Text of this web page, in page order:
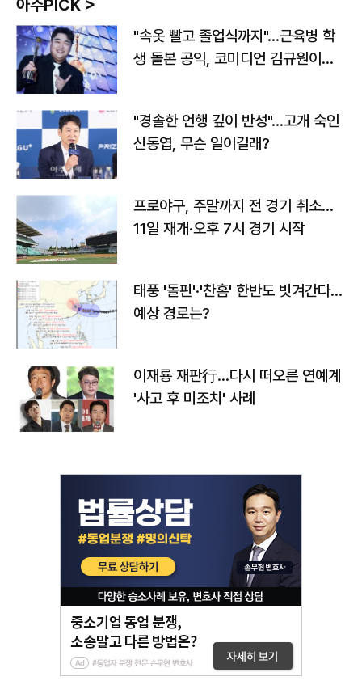
아주PICK >
"속옷 빨고 졸업식까지"…근육병 학
생 돌본 공익, 코미디언 김규원이었
"경솔한 언행 깊이 반성"…고개 숙인
신동엽, 무슨 일이길래?
프로야구, 주말까지 전 경기 취소…
11일 재개·오후 7시 경기 시작
태풍 '돌핀'·'찬홈' 한반도 빗겨간다…
예상 경로는?
이재룡 재판行…다시 떠오른 연예계
'사고 후 미조치' 사례